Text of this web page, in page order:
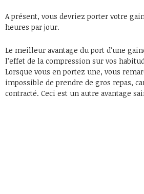
A présent, vous devriez porter votre
heures par jour.
Le meilleur avantage du port d’une
l’effet de la compression sur vos
Lorsque vous en portez une, vous
impossible de prendre de gros repas,
contracté. Ceci est un autre avantage